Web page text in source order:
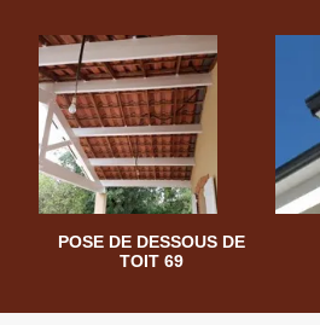
POSE DE DESSOUS DE
TOIT 69